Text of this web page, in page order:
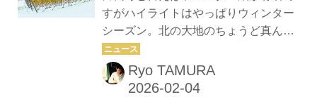
上のクオリティーの料理とともに味わ
える飲食店が意外と少ないことも。そ
の点、富良野は農業の中心地でありな
がら、インバウンドを含めた観光客の
受け入れ体制が早くから整い、美食の
地になり得る素地がすでにあった。 若
すがハイライトはやっぱりウィンター
シーズン。北の大地のちょうど真ん中
ふらっと富良野ワイン旅へ出かけまし
ょう。 富良野のワイナリー全4軒、最
新リポート～ラベンダーだけじゃな
Ryo TAMURA